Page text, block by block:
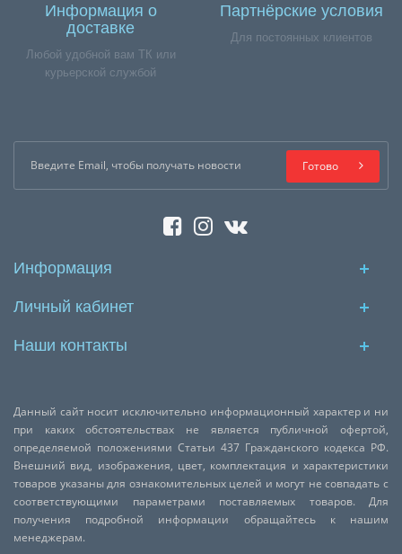
Информация о
доставке
Любой удобной вам ТК или
курьерской службой
Партнёрские условия
Для постоянных клиентов
Готово
Информация
Личный кабинет
Наши контакты
Данный сайт носит исключительно информационный характер и ни
при каких обстоятельствах не является публичной офертой,
определяемой положениями Статьи 437 Гражданского кодекса РФ.
Внешний вид, изображения, цвет, комплектация и характеристики
товаров указаны для ознакомительных целей и могут не совпадать с
соответствующими параметрами поставляемых товаров. Для
получения подробной информации обращайтесь к нашим
менеджерам.